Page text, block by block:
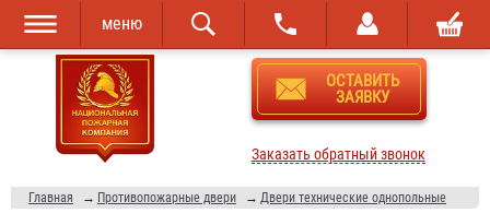
Перейти к
основному
содержанию
Skip to
navigation
меню
ОСТАВИТЬ
ЗАЯВКУ
Заказать обратный звонок
Главная → Противопожарные двери → Двери технические однопольные